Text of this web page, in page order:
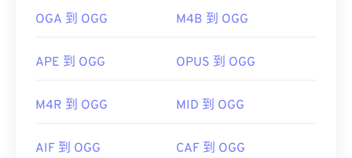
OGA 到 OGG M4B 到 OGG
APE 到 OGG OPUS 到 OGG
M4R 到 OGG MID 到 OGG
AIF 到 OGG CAF 到 OGG